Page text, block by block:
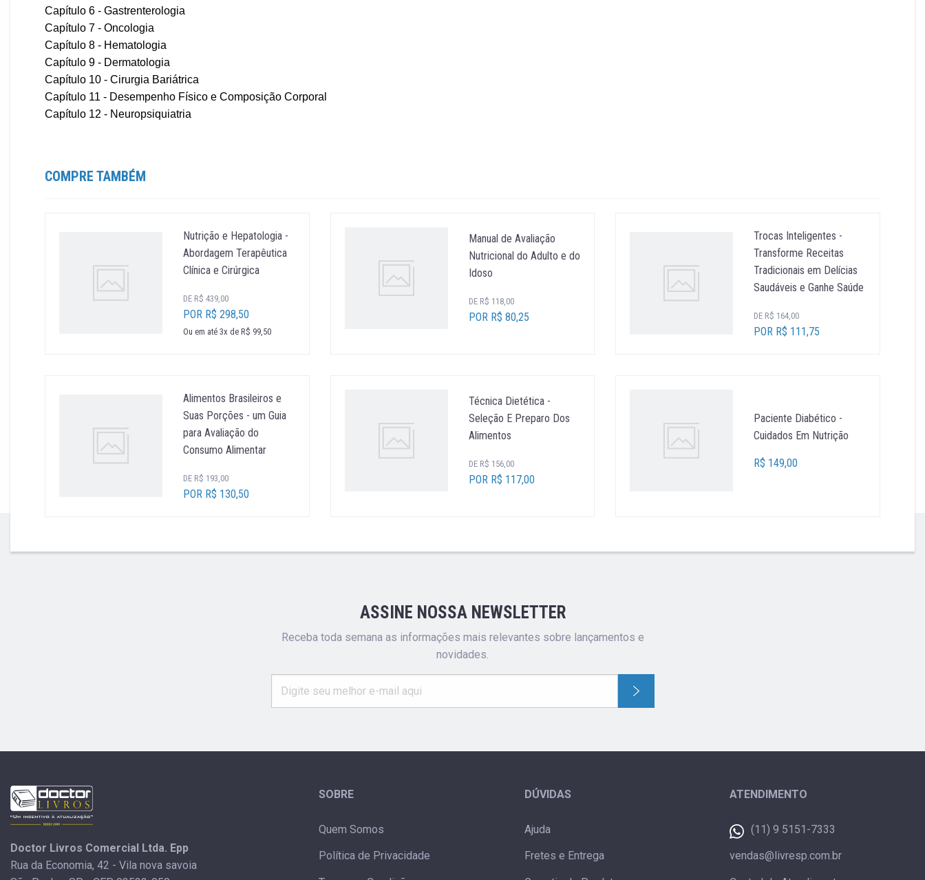
Capítulo 6 - Gastrenterologia
Capítulo 7 - Oncologia
Capítulo 8 - Hematologia
Capítulo 9 - Dermatologia
Capítulo 10 - Cirurgia Bariátrica
Capítulo 11 - Desempenho Físico e Composição Corporal
Capítulo 12 - Neuropsiquiatria
COMPRE TAMBÉM
Nutrição e Hepatologia -
Abordagem Terapêutica
Clínica e Cirúrgica
DE R$ 439,00
POR R$ 298,50
Ou em até 3x de R$ 99,50
Manual de Avaliação
Nutricional do Adulto e do
Idoso
DE R$ 118,00
POR R$ 80,25
Trocas Inteligentes -
Transforme Receitas
Tradicionais em Delícias
Saudáveis e Ganhe Saúde
DE R$ 164,00
POR R$ 111,75
Alimentos Brasileiros e
Suas Porções - um Guia
para Avaliação do
Consumo Alimentar
DE R$ 193,00
POR R$ 130,50
Técnica Dietética -
Seleção E Preparo Dos
Alimentos
DE R$ 156,00
POR R$ 117,00
Paciente Diabético -
Cuidados Em Nutrição
R$ 149,00
ASSINE NOSSA NEWSLETTER
Receba toda semana as informações mais relevantes sobre lançamentos e
novidades.
Doctor Livros Comercial Ltda. Epp
Rua da Economia, 42 - Vila nova savoia
SOBRE
Quem Somos
Política de Privacidade
DÚVIDAS
Ajuda
Fretes e Entrega
ATENDIMENTO
(11) 9 5151-7333
vendas@livresp.com.br